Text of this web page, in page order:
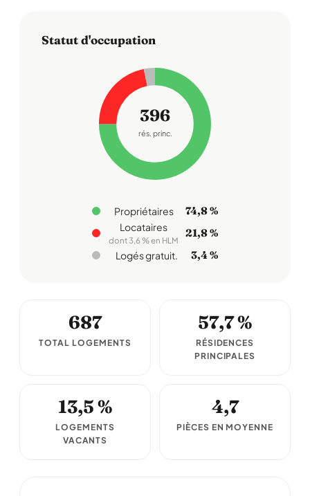
Statut d'occupation
396
rés. princ.
Propriétaires 74,8 %
Locataires
dont 3,6 % en HLM
21,8 %
Logés gratuit. 3,4 %
687
TOTAL LOGEMENTS
57,7 %
RÉSIDENCES
PRINCIPALES
13,5 %
LOGEMENTS
VACANTS
4,7
PIÈCES EN MOYENNE